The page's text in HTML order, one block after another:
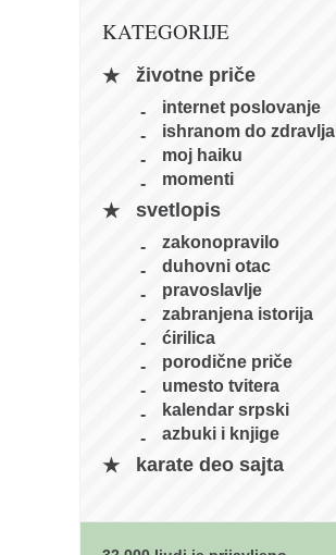
naihanchi
nunchaku
timbei rochin
tsunami dojo
snimci nastupa
KATEGORIJE
životne priče
internet poslovanje
ishranom do zdravlja
moj haiku
momenti
svetlopis
zakonopravilo
duhovni otac
pravoslavlje
zabranjena istorija
ćirilica
porodične priče
umesto tvitera
kalendar srpski
azbuki i knjige
karate deo sajta